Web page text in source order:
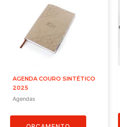
AGENDA COURO SINTÉTICO
2025
Agendas